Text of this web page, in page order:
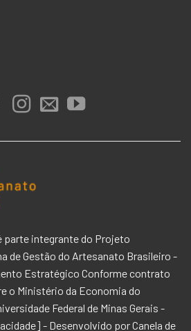
parte integrante do Projeto
de Gestão do Artesanato Brasileiro -
Estratégico Conforme contrato
o Ministério da Economia do
Federal de Minas Gerais -
] - Desenvolvido porCanela de